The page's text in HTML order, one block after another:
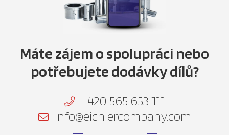
Máte zájem o spolupráci nebo
potřebujete dodávky dílů?
+420 565 653 111
info@eichlercompany.com